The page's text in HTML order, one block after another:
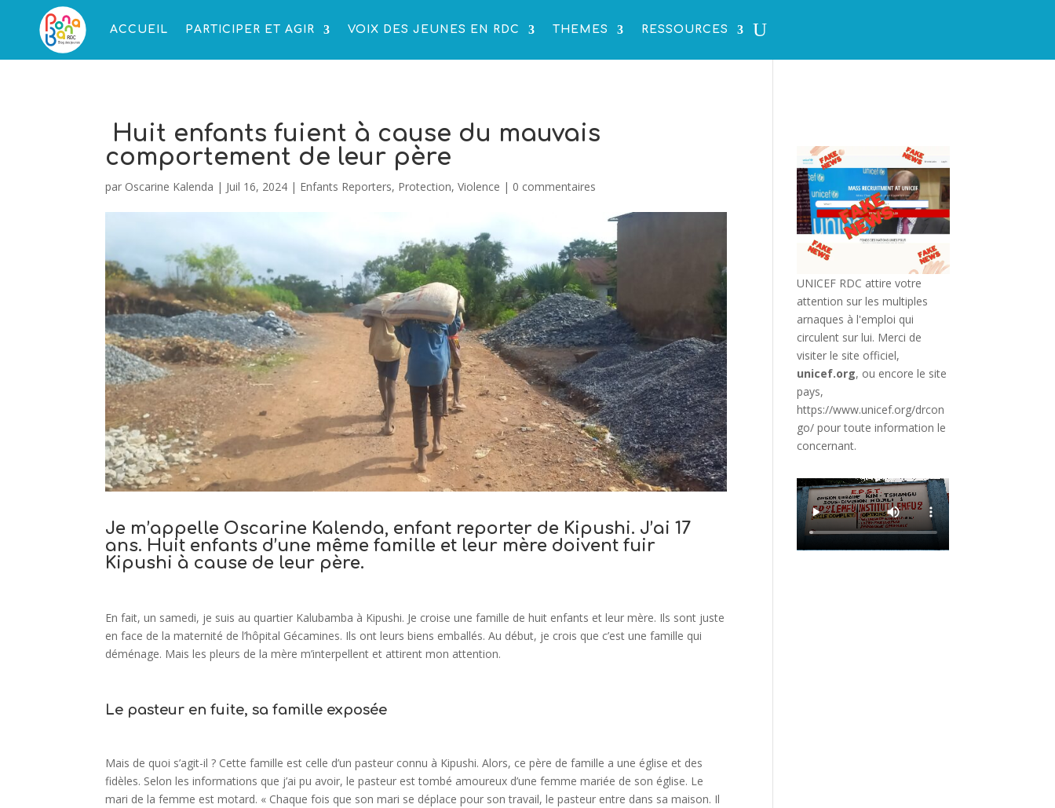
ACCUEIL PARTICIPER ET AGIR VOIX DES JEUNES EN RDC THEMES RESSOURCES
Huit enfants fuient à cause du mauvais
comportement de leur père
par Oscarine Kalenda | Juil 16, 2024 | Enfants Reporters, Protection,Violence | 0 commentaires
Je m’appelle Oscarine Kalenda, enfant reporter de Kipushi. J’ai 17
ans. Huit enfants d’une même famille et leur mère doivent fuir
Kipushi à cause de leur père.
En fait, un samedi, je suis au quartier Kalubamba à Kipushi. Je croise une famille de huit enfants et leur mère. Ils sont juste
en face de la maternité de l’hôpital Gécamines. Ils ont leurs biens emballés. Au début, je crois que c’est une famille qui
déménage. Mais les pleurs de la mère m’interpellent et attirent mon attention.
Le pasteur en fuite, sa famille exposée
Mais de quoi s’agit-il ? Cette famille est celle d’un pasteur connu à Kipushi. Alors, ce père de famille a une église et des
fidèles. Selon les informations que j’ai pu avoir, le pasteur est tombé amoureux d’une femme mariée de son église. Le
mari de la femme est motard. « Chaque fois que son mari se déplace pour son travail, le pasteur entre dans sa maison. Il
UNICEF RDC attire votre
attention sur les multiples
arnaques à l'emploi qui
circulent sur lui. Merci de
visiter le site officiel,
unicef.org, ou encore le site
pays,
https://www.unicef.org/drcon
go/ pour toute information le
concernant.